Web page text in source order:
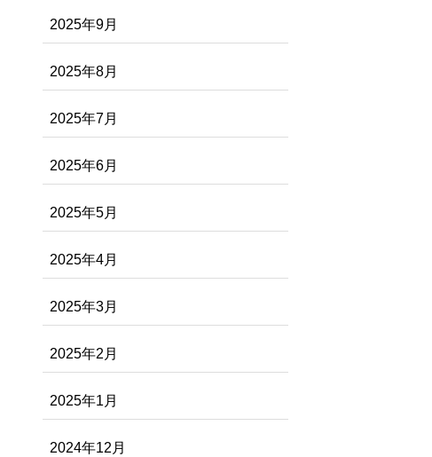
2025年9月
2025年8月
2025年7月
2025年6月
2025年5月
2025年4月
2025年3月
2025年2月
2025年1月
2024年12月